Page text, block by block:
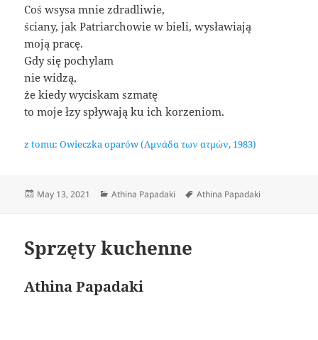
Coś wsysa mnie zdradliwie,
ściany, jak Patriarchowie w bieli, wysławiają
moją pracę.
Gdy się pochylam
nie widzą,
że kiedy wyciskam szmatę
to moje łzy spływają ku ich korzeniom.
z tomu: Owieczka oparów (Αμνάδα των ατμών, 1983)
Posted
May 13, 2021 Categories
Athina Papadaki Tags
Athina Papadaki
Sprzęty kuchenne
Athina Papadaki